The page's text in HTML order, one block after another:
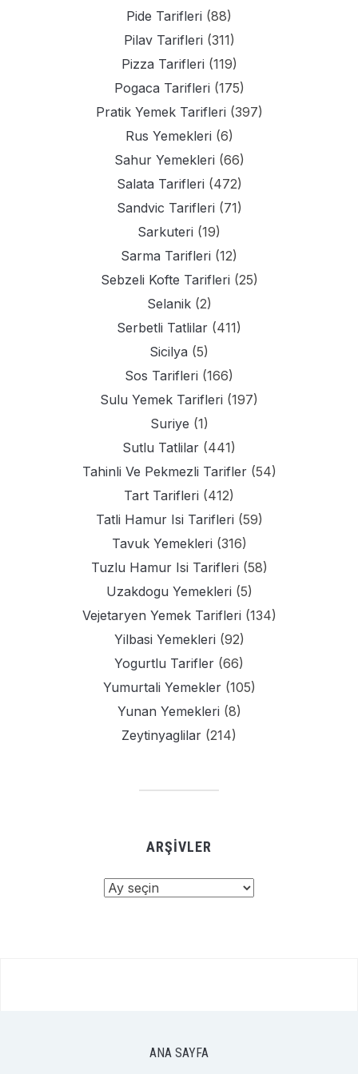
Pide Tarifleri (88)
Pilav Tarifleri (311)
Pizza Tarifleri (119)
Pogaca Tarifleri (175)
Pratik Yemek Tarifleri (397)
Rus Yemekleri (6)
Sahur Yemekleri (66)
Salata Tarifleri (472)
Sandvic Tarifleri (71)
Sarkuteri (19)
Sarma Tarifleri (12)
Sebzeli Kofte Tarifleri (25)
Selanik(2)
Serbetli Tatlilar (411)
Sicilya (5)
Sos Tarifleri (166)
Sulu Yemek Tarifleri (197)
Suriye (1)
Sutlu Tatlilar (441)
Tahinli Ve Pekmezli Tarifler(54)
Tart Tarifleri (412)
Tatli Hamur Isi Tarifleri (59)
Tavuk Yemekleri (316)
Tuzlu Hamur Isi Tarifleri (58)
Uzakdogu Yemekleri (5)
Vejetaryen Yemek Tarifleri (134)
Yilbasi Yemekleri (92)
Yogurtlu Tarifler (66)
Yumurtali Yemekler(105)
Yunan Yemekleri (8)
Zeytinyaglilar (214)
ARŞIVLER
ANA SAYFA